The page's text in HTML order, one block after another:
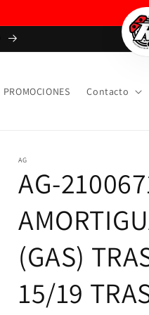
PROMOCIONES Contacto
AG
AG-
(GAS)
15/19